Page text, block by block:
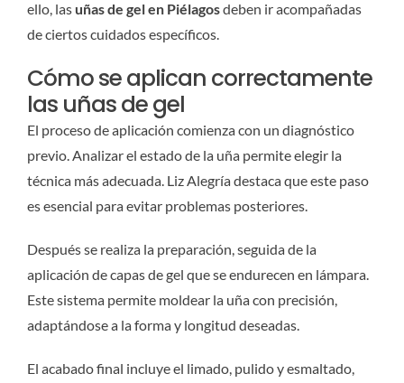
ello, las uñas de gel en Piélagosdeben ir acompañadas
de ciertos cuidados específicos.
Cómo se aplican correctamente
las uñas de gel
El proceso de aplicación comienza con un diagnóstico
previo. Analizar el estado de la uña permite elegir la
técnica más adecuada. Liz Alegría destaca que este paso
es esencial para evitar problemas posteriores.
Después se realiza la preparación, seguida de la
aplicación de capas de gel que se endurecen en lámpara.
Este sistema permite moldear la uña con precisión,
adaptándose a la forma y longitud deseadas.
El acabado final incluye el limado, pulido y esmaltado,